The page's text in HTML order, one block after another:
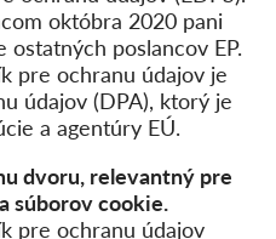
októbra 2020 pani
ostatných poslancov EP.
pre ochranu údajov je
údajov (DPA), ktorý je
a agentúry EÚ.
dvoru, relevantný pre
súborov cookie.
pre ochranu údajov